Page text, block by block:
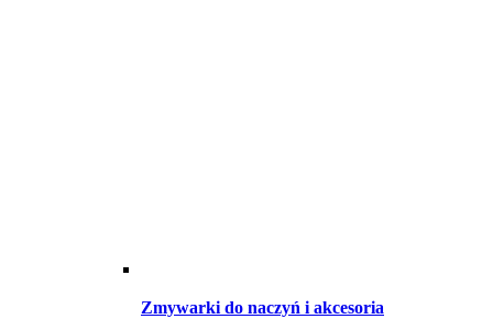
Zmywarki do naczyń i akcesoria